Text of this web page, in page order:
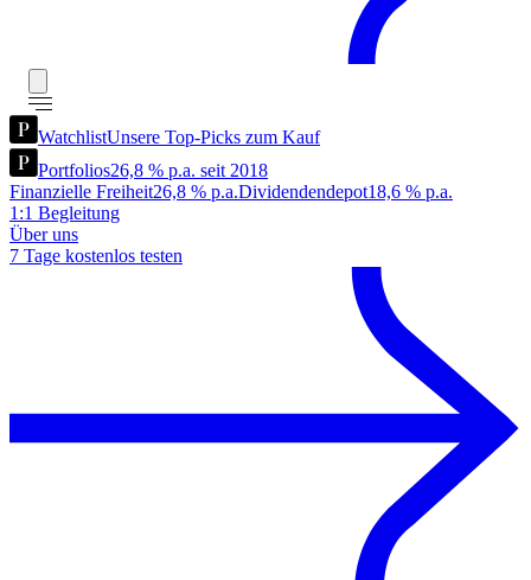
WatchlistUnsere Top-Picks zum Kauf
Portfolios26,8 % p.a. seit 2018
Finanzielle Freiheit26,8 % p.a.Dividendendepot18,6 % p.a.
1:1 Begleitung
Über uns
7 Tage kostenlos testen